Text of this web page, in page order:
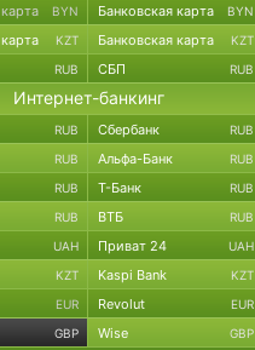
BYN Банковская карта BYN
KZT Банковская карта KZT
RUB СБП RUB
Интернет-банкинг
RUB Сбербанк RUB
RUB Альфа-Банк RUB
RUB Т-Банк RUB
RUB ВТБ RUB
UAH Приват 24 UAH
KZT Kaspi Bank KZT
EUR Revolut EUR
GBP Wise GBP